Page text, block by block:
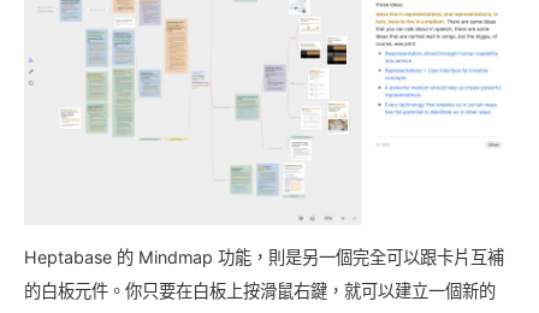
Heptabase 的 Mindmap 功能，則是另一個完全可以跟卡片互補
的白板元件。你只要在白板上按滑鼠右鍵，就可以建立一個新的